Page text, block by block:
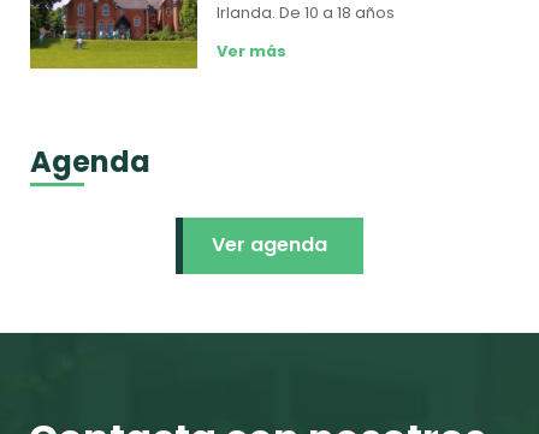
Irlanda.De 10 a 18 años
Ver más
Agenda
Ver agenda